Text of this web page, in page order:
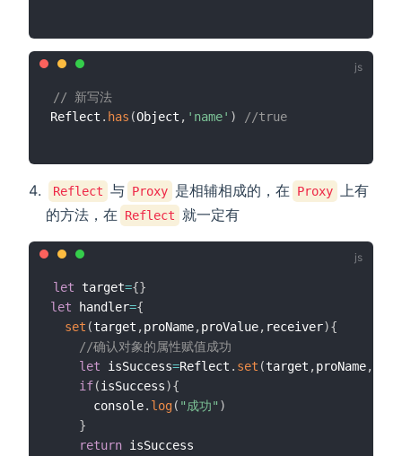
// 新写法
Reflect . has (Object , 'name' ) //true
Reflect 与 Proxy 是相辅相成的，在 Proxy
上有
的方法，在
Reflect 就一定有
let target={}
let handler={
set (target ,proName,proValue, receiver){
//确认对象的属性赋值成功
let isSuccess=Reflect . set (target ,proName,
if(isSuccess){
      console
. log( "成功" )
}
return isSuccess